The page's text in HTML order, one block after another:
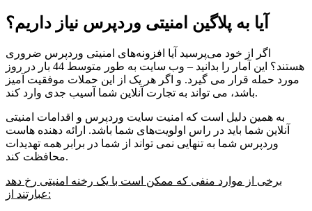
آیا به پلاگین امنیتی وردپرس نیاز داریم؟
اگر از خود می‌پرسید آیا افزونه‌های امنیتی وردپرس ضروری
هستند؟ این آمار را بدانید – وب سایت به طور متوسط ​​44 بار در روز
مورد حمله قرار می گیرد. و اگر هر یک از این حملات موفقیت آمیز
باشد، می تواند به تجارت آنلاین شما آسیب جدی وارد کند.
به همین دلیل است که امنیت سایت وردپرس و اقدامات امنیتی
آنلاین شما باید در راس اولویت‌های شما باشد. ارائه دهنده هاست
وردپرس شما به تنهایی نمی تواند از شما در برابر همه تهدیدات
محافظت کند.
برخی از موارد منفی که ممکن است با یک رخنه امنیتی رخ دهد
عبارتند از: